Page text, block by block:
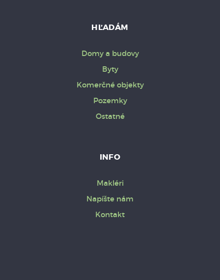
HĽADÁM
Domy a budovy
Byty
Komerčné objekty
Pozemky
Ostatné
INFO
Makléri
Napíšte nám
Kontakt